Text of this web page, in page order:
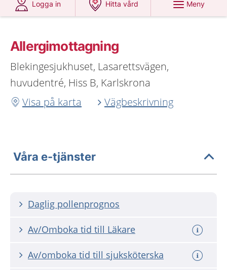
Logga in
Hitta vård
Meny
Allergimottagning
Blekingesjukhuset, Lasarettsvägen,
huvudentré, Hiss B, Karlskrona
Visa på karta
Vägbeskrivning
Våra e-tjänster
Daglig pollenprognos
Av/Omboka tid till Läkare
Av/omboka tid till sjuksköterska